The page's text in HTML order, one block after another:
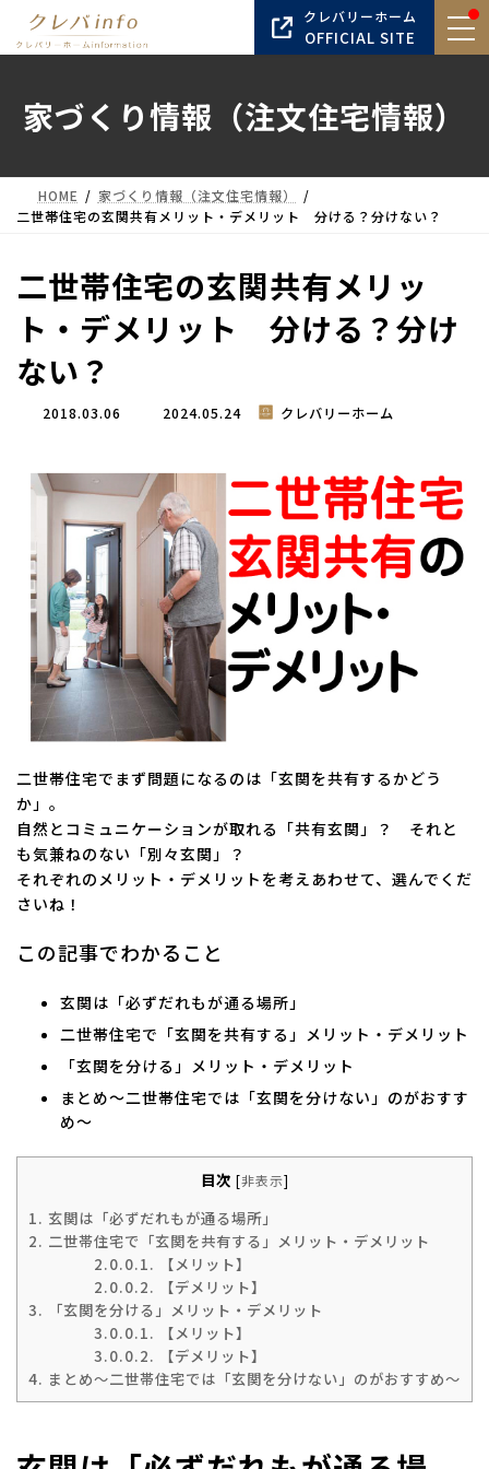
テ
キ
ゲ
に
クレバリーホーム
OFFICIAL SITE
家づくり情報（注文住宅情報）
HOME
家づくり情報（注文住宅情報）
二世帯住宅の玄関共有メリット・デメリット 分ける？分けない？
二世帯住宅の玄関共有メリッ
ト・デメリット 分ける？分け
ない？
2018.03.06
最
新
日
時
:
2024.05.24 クレバリーホーム
二世帯住宅でまず問題になるのは「玄関を共有するかどう
か」。
自然とコミュニケーションが取れる「共有玄関」？ それと
も気兼ねのない「別々玄関」？
それぞれのメリット・デメリットを考えあわせて、選んでくだ
さいね！
この記事でわかること
玄関は「必ずだれもが通る場所」
二世帯住宅で「玄関を共有する」メリット・デメリット
「玄関を分ける」メリット・デメリット
まとめ～二世帯住宅では「玄関を分けない」のがおすす
め～
目次 [非表示]
1. 玄関は「必ずだれもが通る場所」
2. 二世帯住宅で「玄関を共有する」メリット・デメリット
2.0.0.1. 【メリット】
2.0.0.2. 【デメリット】
3.
「玄関を分ける」メリット・デメリット
3.0.0.1. 【メリット】
3.0.0.2. 【デメリット】
4. まとめ～二世帯住宅では「玄関を分けない」のがおすすめ～